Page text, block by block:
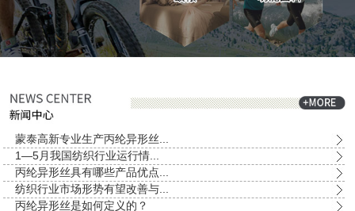
蒙泰高新专业生产丙纶异形丝...
1—5月我国纺织行业运行情...
丙纶异形丝具有哪些产品优点...
纺织行业市场形势有望改善与...
丙纶异形丝是如何定义的？